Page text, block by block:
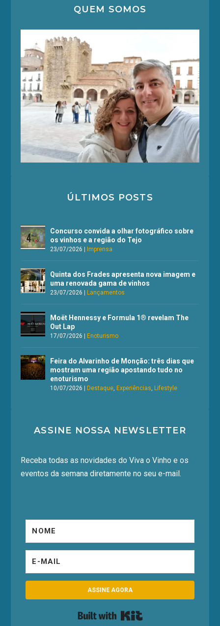
QUEM SOMOS
ÚLTIMOS POSTS
Concurso convida a olhar fotográfico sobre
os vinhos e a região do Tejo
23/07/2026 Imprensa
Quinta dos Frades apresenta nova imagem e
uma renovada gama de vinhos
23/07/2026 Lançamentos
Moët Hennessy e Formula 1® revelam The
Out Lap
17/07/2026 Enoturismo
Feira do Alvarinho de Monção: três dias que
mostram uma região apostando tudo no
enoturismo
10/07/2026 Destaque, Experiências, Lifestyle
ASSINE NOSSA NEWSLETTER
Receba todas as novidades do Viva o Vinho e os
eventos da semana diretamente no seu e-mail.
ASSINE AGORA